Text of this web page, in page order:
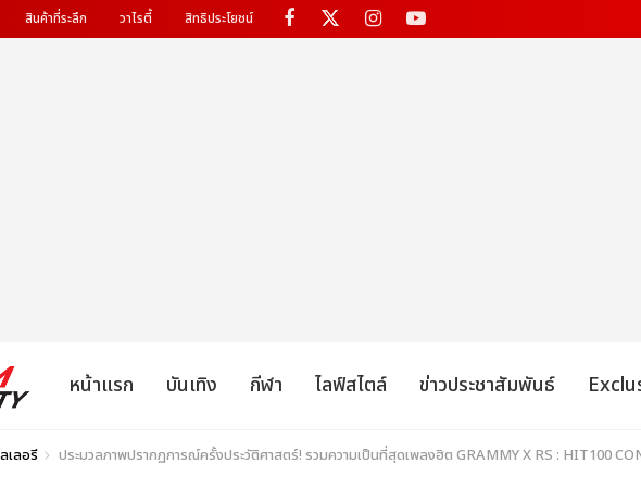
สินค้าที่ระลึก วาไรตี้ สิทธิประโยชน์
หน้าแรก บันเทิง กีฬา ไลฟ์สไตล์ ข่าวประชาสัมพันธ์
เลอรี ประมวลภาพปรากฏการณ์ครั้งประวัติศาสตร์! รวมความเป็นที่สุดเพลงฮิต GRAMMY X RS : HIT100